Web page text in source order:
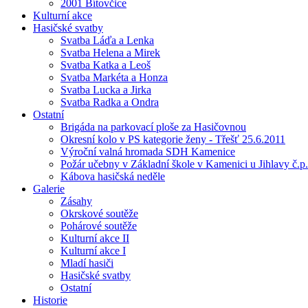
2001 Bítovčice
Kulturní akce
Hasičské svatby
Svatba Láďa a Lenka
Svatba Helena a Mirek
Svatba Katka a Leoš
Svatba Markéta a Honza
Svatba Lucka a Jirka
Svatba Radka a Ondra
Ostatní
Brigáda na parkovací ploše za Hasičovnou
Okresní kolo v PS kategorie ženy - Třešť 25.6.2011
Výroční valná hromada SDH Kamenice
Požár učebny v Základní škole v Kamenici u Jihlavy
Kábova hasičská neděle
Galerie
Zásahy
Okrskové soutěže
Pohárové soutěže
Kulturní akce II
Kulturní akce I
Mladí hasiči
Hasičské svatby
Ostatní
Historie